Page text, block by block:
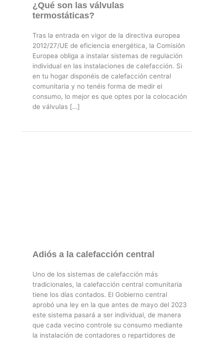
¿Qué son las válvulas
termostáticas?
Tras la entrada en vigor de la directiva europea
2012/27/UE de eficiencia energética, la Comisión
Europea obliga a instalar sistemas de regulación
individual en las instalaciones de calefacción. Si
en tu hogar disponéis de calefacción central
comunitaria y no tenéis forma de medir el
consumo, lo mejor es que optes por la colocación
de válvulas […]
Adiós a la calefacción central
Uno de los sistemas de calefacción más
tradicionales, la calefacción central comunitaria
tiene los días contados. El Gobierno central
aprobó una ley en la que antes de mayo del 2023
este sistema pasará a ser individual, de manera
que cada vecino controle su consumo mediante
la instalación de contadores o repartidores de